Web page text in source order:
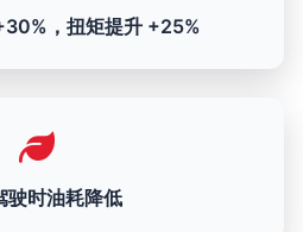
，扭矩提升 +25%
驶时油耗降低